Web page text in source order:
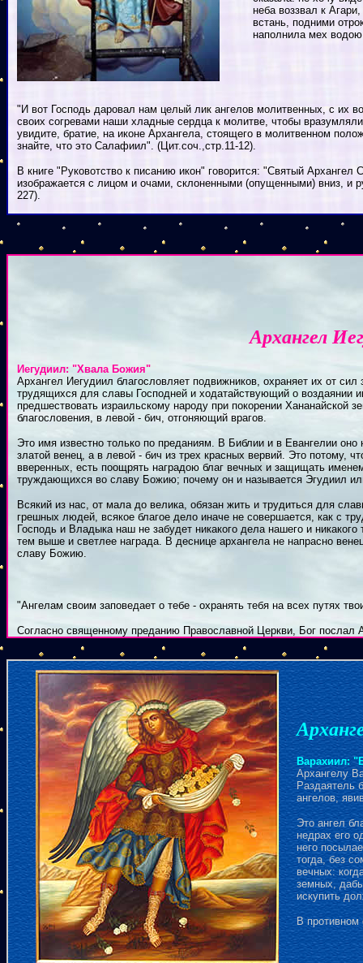
неба воззвал к
встань, подними
наполнила мех
"И вот Господь даровал нам целый лик ангелов молитвенных, с их
своих согревами наши хладные сердца к молитве, чтобы
увидите, братие, на иконе Архангела, стоящего в молитвенном
знайте, что это Салафиил". (Цит.соч.,стр.11-12).
В книге "Руковотство к писанию икон" говорится: "Святый
изображается с лицом и очами, склоненными (опущенными) вниз, и
227).
Архангел
Иегудиил: "Хвала Божия"
Архангел Иегудиил благословляет подвижников, охраняет их от
трудящихся для славы Господней и ходатайствующий о воздаянии
предшествовать израильскому народу при покорении Хананайской
благословения, в левой - бич, отгоняющий врагов.
Это имя известно только по преданиям. В Библии и в Евангелии оно
златой венец, а в левой - бич из трех красных вервий. Это потому,
вверенных, есть поощрять наградою благ вечных и защищать
труждающихся во славу Божию; почему он и называется Эгудиил
Всякий из нас, от мала до велика, обязан жить и трудиться для
грешных людей, всякое благое дело иначе не совершается, как с
Господь и Владыка наш не забудет никакого дела нашего и
тем выше и светлее награда. В деснице архангела не напрасно
славу Божию.
"Ангелам своим заповедает о тебе - охранять тебя на всех путях
Согласно священному преданию Православной Церкви, Бог послал
Варахиил:
Архангелу
Раздаятель
ангелов,
Это ангел
недрах его
него
тогда, без
вечных:
земных,
искупить
В противном